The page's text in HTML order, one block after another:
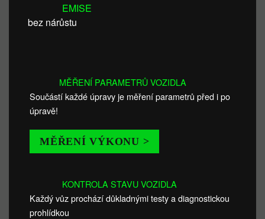
EMISE
bez nárůstu
MĚŘENÍ PARAMETRŮ VOZIDLA
Součástí každé úpravy je měření parametrů před i po
úpravě!
MĚŘENÍ VÝKONU >
KONTROLA STAVU VOZIDLA
Každý vůz prochází důkladnými testy a diagnostickou
prohlídkou